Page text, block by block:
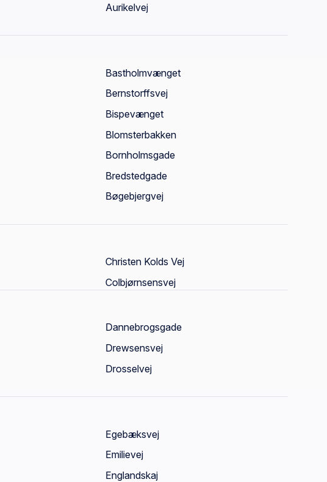
Aurikelvej
Bastholmvænget
Bernstorffsvej
Bispevænget
Blomsterbakken
Bornholmsgade
Bredstedgade
Bøgebjergvej
Christen Kolds Vej
Colbjørnsensvej
Dannebrogsgade
Drewsensvej
Drosselvej
Egebæksvej
Emilievej
Englandskaj